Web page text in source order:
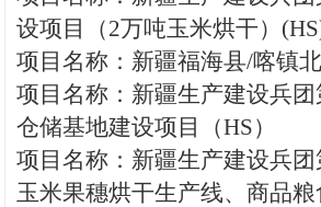
设项目（2万吨玉米烘干）
项目名称：新疆福海县/喀镇
项目名称：新疆生产建设兵
仓储基地建设项目（HS）
项目名称：新疆生产建设兵
玉米果穗烘干生产线、商品